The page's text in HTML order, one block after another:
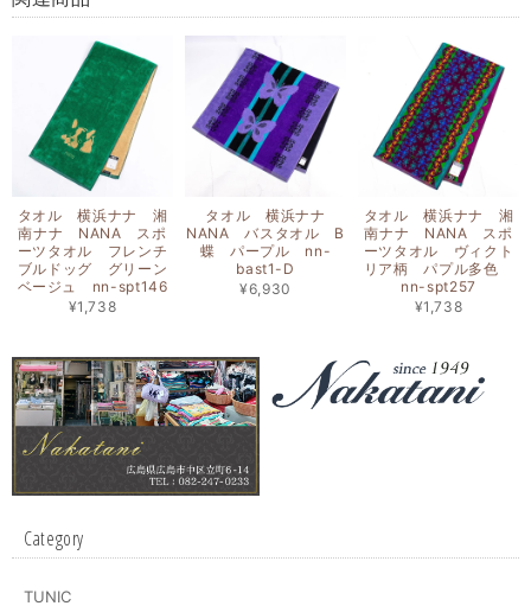
タオル 横浜ナナ 湘
南ナナ NANA スポ
ーツタオル フレンチ
ブルドッグ グリーン
ベージュ nn-spt146
¥1,738
タオル 横浜ナナ
NANA バスタオル B
蝶 パープル nn-
bast1-D
¥6,930
タオル 横浜ナナ 湘
南ナナ NANA スポ
ーツタオル ヴィクト
リア柄 パプル多色
nn-spt257
¥1,738
Category
TUNIC